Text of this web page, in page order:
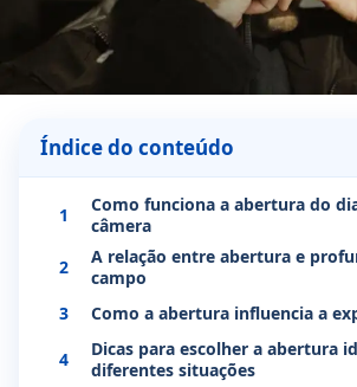
Índice do conteúdo
1
Como funciona a abertura do
câmera
2
A relação entre abertura e
campo
3
Como a abertura influencia a
4
Dicas para escolher a abertura
diferentes situações